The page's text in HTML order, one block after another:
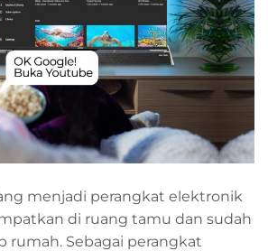
menjadi perangkat elektronik
di ruang tamu dan sudah
rumah. Sebagai perangkat